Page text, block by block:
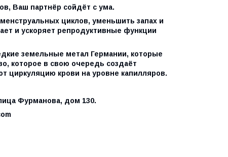
Ваш партнёр сойдёт с ума.
циклов, уменьшить запах и
и ускоряет репродуктивные функции
земельные метал Германии, которые
которое в свою очередь создаёт
циркуляцию крови на уровне капилляров.
Фурманова, дом 130.